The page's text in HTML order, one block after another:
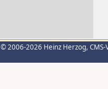
© 2006-2026 Heinz Herzog,